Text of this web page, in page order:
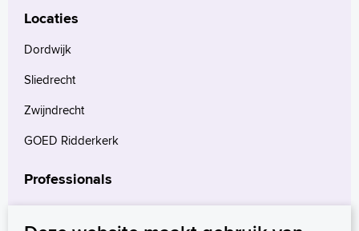
Locaties
Dordwijk
Sliedrecht
Zwijndrecht
GOED Ridderkerk
Professionals
Verwijzers